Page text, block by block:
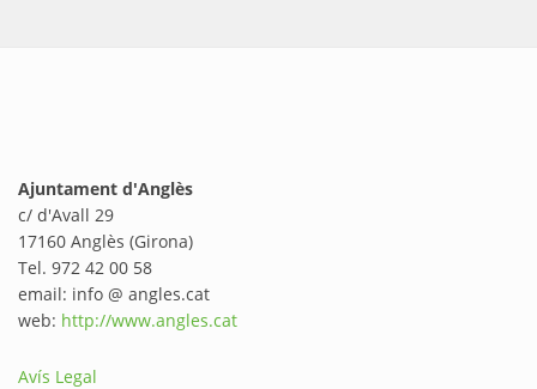
Ajuntament d'Anglès
c/ d'Avall 29
17160 Anglès (Girona)
Tel. 972 42 00 58
email: info @ angles.cat
web: http://www.angles.cat
Avís Legal